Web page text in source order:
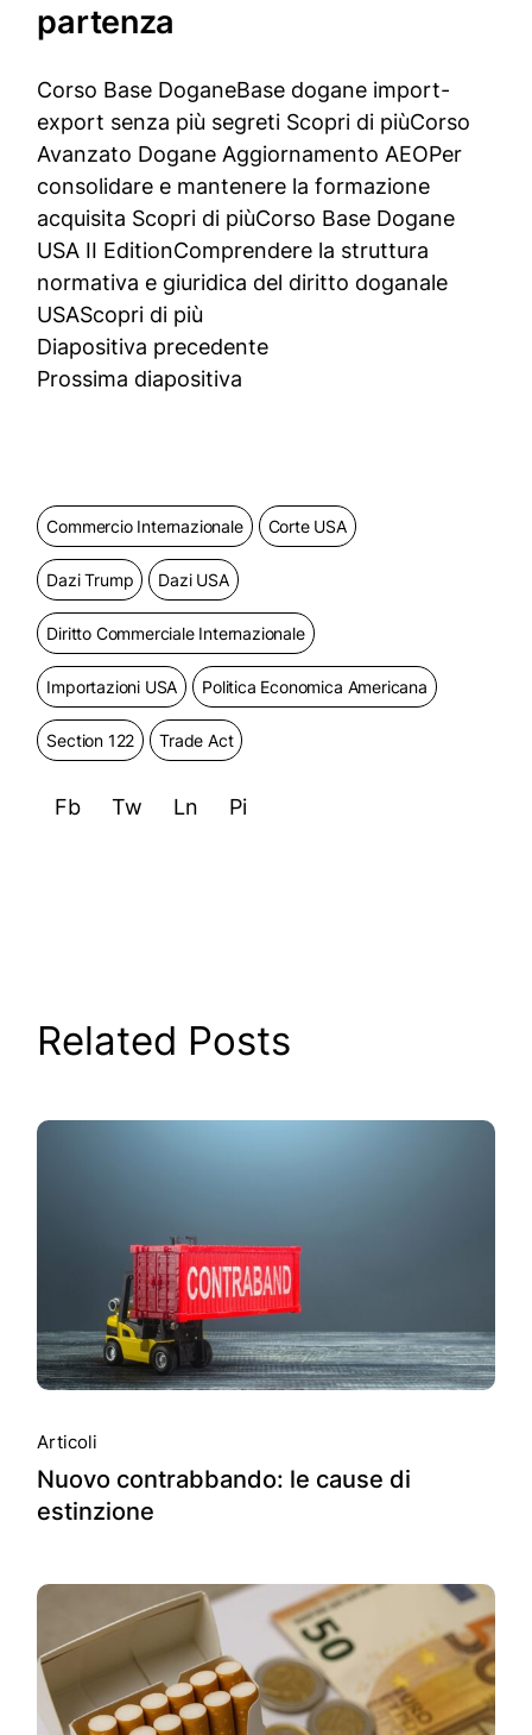
partenza
Corso Base DoganeBase dogane import-
export senza più segreti Scopri di piùCorso
Avanzato Dogane Aggiornamento AEOPer
consolidare e mantenere la formazione
acquisita Scopri di piùCorso Base Dogane
USA II EditionComprendere la struttura
normativa e giuridica del diritto doganale
USAScopri di più
Diapositiva precedente
Prossima diapositiva
Commercio Internazionale Corte USA
Dazi Trump Dazi USA
Diritto Commerciale Internazionale
Importazioni USA Politica Economica Americana
Section 122 Trade Act
Fb Tw Ln Pi
Related Posts
Articoli
Nuovo contrabbando: le cause di
estinzione